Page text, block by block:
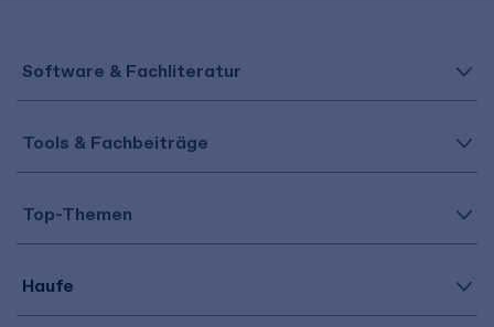
Software & Fachliteratur
Tools & Fachbeiträge
Top-Themen
Haufe